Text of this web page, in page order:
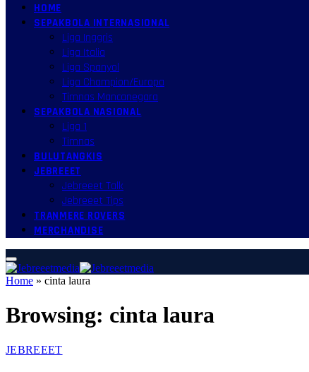
HOME
SEPAKBOLA INTERNASIONAL
Liga Inggris
Liga Italia
Liga Spanyol
Liga Champion/Europa
Timnas Mancanegara
SEPAKBOLA NASIONAL
Liga 1
Timnas
BULUTANGKIS
JEBREEET
Jebreeet Talk
Jebreeet Tips
TRANMERE ROVERS
MERCHANDISE
Home » cinta laura
Browsing: cinta laura
JEBREEET